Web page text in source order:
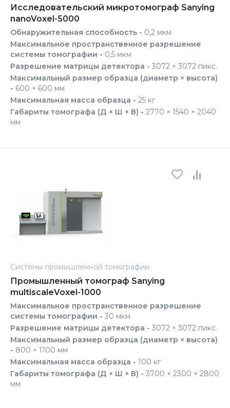
Исследовательский микротомограф Sanying
nanoVoxel-5000
Обнаружительная способность - 0,2 мкм
Максимальное пространственное разрешение
системы томографии - 0,5 мкм
Разрешение матрицы детектора - 3072 × 3072 пикс.
Максимальный размер образца (диаметр × высота)
- 600 × 600 мм
Максимальная масса образца - 25 кг
Габариты томографа (Д × Ш × В) - 2770 × 1540 × 2040
мм
Системы промышленной томографии
Промышленный томограф Sanying
multiscaleVoxel-1000
Максимальное пространственное разрешение
системы томографии - 30 мкм
Разрешение матрицы детектора - 3072 × 3072 пикс.
Максимальный размер образца (диаметр × высота)
- 800 × 1100 мм
Максимальная масса образца - 100 кг
Габариты томографа (Д × Ш × В) - 3700 × 2300 × 2800
мм